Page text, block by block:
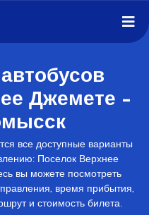
Джемете -
все доступные варианты
Поселок Верхнее
вы можете посмотреть
время прибытия,
и стоимость билета.